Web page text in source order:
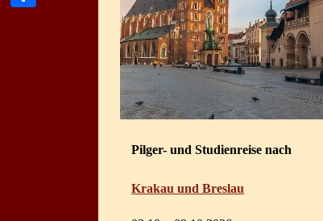
Pilger- und Studienreise nach
Krakau und Breslau